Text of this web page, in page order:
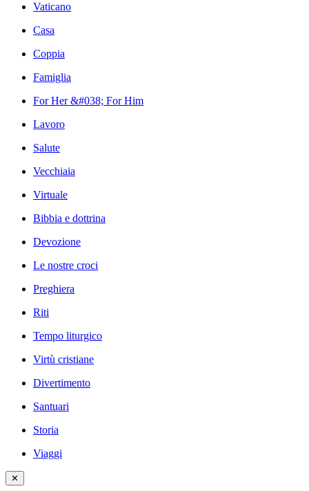
Vaticano
Casa
Coppia
Famiglia
For Her &#038; For Him
Lavoro
Salute
Vecchiaia
Virtuale
Bibbia e dottrina
Devozione
Le nostre croci
Preghiera
Riti
Tempo liturgico
Virtù cristiane
Divertimento
Santuari
Storia
Viaggi
✕